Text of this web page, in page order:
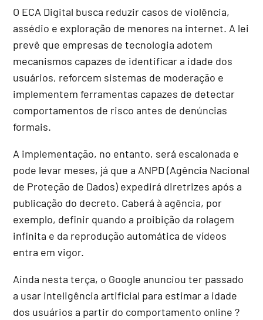
O ECA Digital busca reduzir casos de violência,
assédio e exploração de menores na internet. A lei
prevê que empresas de tecnologia adotem
mecanismos capazes de identificar a idade dos
usuários, reforcem sistemas de moderação e
implementem ferramentas capazes de detectar
comportamentos de risco antes de denúncias
formais.
A implementação, no entanto, será escalonada e
pode levar meses, já que a ANPD (Agência Nacional
de Proteção de Dados) expedirá diretrizes após a
publicação do decreto. Caberá à agência, por
exemplo, definir quando a proibição da rolagem
infinita e da reprodução automática de vídeos
entra em vigor.
Ainda nesta terça, o Google anunciou ter passado
a usar inteligência artificial para estimar a idade
dos usuários a partir do comportamento online ?